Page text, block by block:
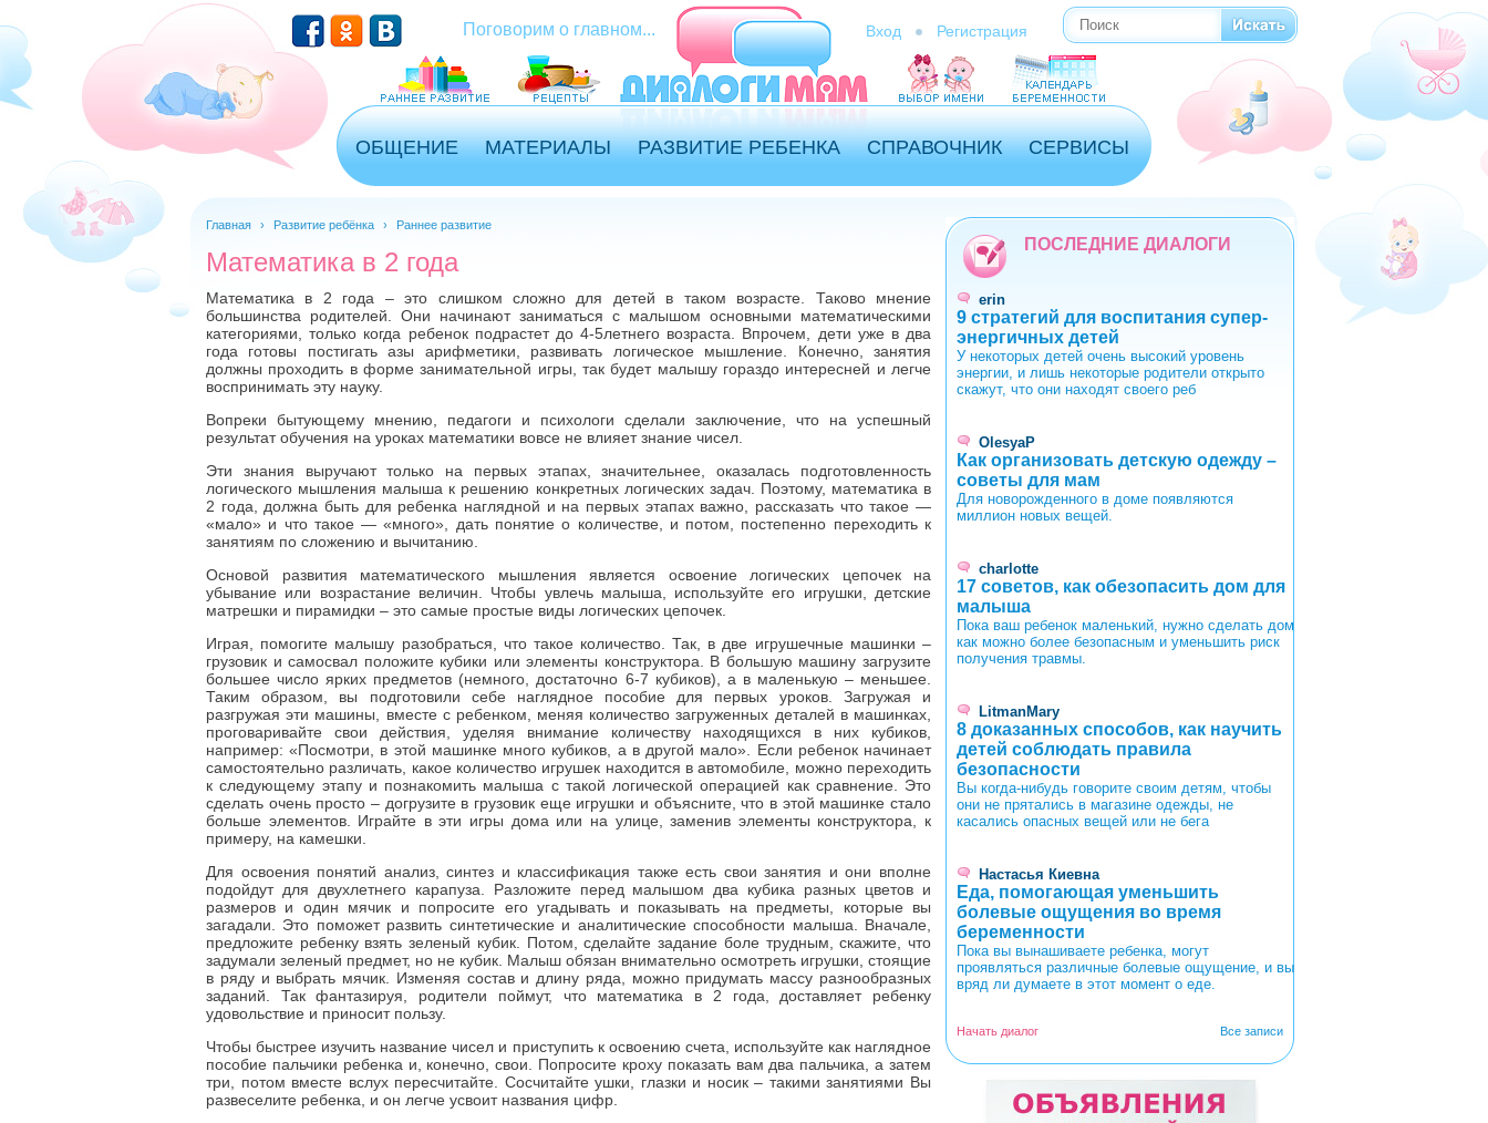
Перейти к основному содержанию
Поговорим о главном... Вход Регистрация Форма поиска
Поиск
ОБЩЕНИЕ МАТЕРИАЛЫ РАЗВИТИЕ РЕБЕНКА СПРАВОЧНИК СЕРВИСЫ
Главная › Развитие ребёнка › Раннее развитие
Математика в 2 года
Математика в 2 года – это слишком сложно для детей в таком возрасте. Таково мнение
большинства родителей. Они начинают заниматься с малышом основными математическими
категориями, только когда ребенок подрастет до 4-5летнего возраста. Впрочем, дети уже в два
года готовы постигать азы арифметики, развивать логическое мышление. Конечно, занятия
должны проходить в форме занимательной игры, так будет малышу гораздо интересней и легче
воспринимать эту науку.
Вопреки бытующему мнению, педагоги и психологи сделали заключение, что на успешный
результат обучения на уроках математики вовсе не влияет знание чисел.
Эти знания выручают только на первых этапах, значительнее, оказалась подготовленность
логического мышления малыша к решению конкретных логических задач. Поэтому, математика в
2 года, должна быть для ребенка наглядной и на первых этапах важно, рассказать что такое —
«мало» и что такое — «много», дать понятие о количестве, и потом, постепенно переходить к
занятиям по сложению и вычитанию.
Основой развития математического мышления является освоение логических цепочек на
убывание или возрастание величин. Чтобы увлечь малыша, используйте его игрушки, детские
матрешки и пирамидки – это самые простые виды логических цепочек.
Играя, помогите малышу разобраться, что такое количество. Так, в две игрушечные машинки –
грузовик и самосвал положите кубики или элементы конструктора. В большую машину загрузите
большее число ярких предметов (немного, достаточно 6-7 кубиков), а в маленькую – меньшее.
Таким образом, вы подготовили себе наглядное пособие для первых уроков. Загружая и
разгружая эти машины, вместе с ребенком, меняя количество загруженных деталей в машинках,
проговаривайте свои действия, уделяя внимание количеству находящихся в них кубиков,
например: «Посмотри, в этой машинке много кубиков, а в другой мало». Если ребенок начинает
самостоятельно различать, какое количество игрушек находится в автомобиле, можно переходить
к следующему этапу и познакомить малыша с такой логической операцией как сравнение. Это
сделать очень просто – догрузите в грузовик еще игрушки и объясните, что в этой машинке стало
больше элементов. Играйте в эти игры дома или на улице, заменив элементы конструктора, к
примеру, на камешки.
Для освоения понятий анализ, синтез и классификация также есть свои занятия и они вполне
подойдут для двухлетнего карапуза. Разложите перед малышом два кубика разных цветов и
размеров и один мячик и попросите его угадывать и показывать на предметы, которые вы
загадали. Это поможет развить синтетические и аналитические способности малыша. Вначале,
предложите ребенку взять зеленый кубик. Потом, сделайте задание боле трудным, скажите, что
задумали зеленый предмет, но не кубик. Малыш обязан внимательно осмотреть игрушки, стоящие
в ряду и выбрать мячик. Изменяя состав и длину ряда, можно придумать массу разнообразных
заданий. Так фантазируя, родители поймут, что математика в 2 года, доставляет ребенку
удовольствие и приносит пользу.
Чтобы быстрее изучить название чисел и приступить к освоению счета, используйте как наглядное
пособие пальчики ребенка и, конечно, свои. Попросите кроху показать вам два пальчика, а затем
три, потом вместе вслух пересчитайте. Сосчитайте ушки, глазки и носик – такими занятиями Вы
развеселите ребенка, и он легче усвоит названия цифр.
ПОСЛЕДНИЕ ДИАЛОГИ
erin
9 стратегий для воспитания супер-
энергичных детей
У некоторых детей очень высокий уровень
энергии, и лишь некоторые родители открыто
скажут, что они находят своего реб
OlesyaP
Как организовать детскую одежду –
советы для мам
Для новорожденного в доме появляются
миллион новых вещей.
charlotte
17 советов, как обезопасить дом для
малыша
Пока ваш ребенок маленький, нужно сделать дом
как можно более безопасным и уменьшить риск
получения травмы.
LitmanMary
8 доказанных способов, как научить
детей соблюдать правила
безопасности
Вы когда-нибудь говорите своим детям, чтобы
они не прятались в магазине одежды, не
касались опасных вещей или не бега
Настасья Киевна
Еда, помогающая уменьшить
болевые ощущения во время
беременности
Пока вы вынашиваете ребенка, могут
проявляться различные болевые ощущение, и вы
вряд ли думаете в этот момент о еде.
Все записи
Начать диалог